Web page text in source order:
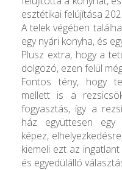
esztétikai felújítása
A telek végében
egy nyári konyha, és
Plusz extra, hogy a
dolgozó, ezen felül
Fontos tény, hogy
mellett is a
fogyasztás, így a
ház együttesen egy
képez,
kiemeli ezt az
és egyedülálló